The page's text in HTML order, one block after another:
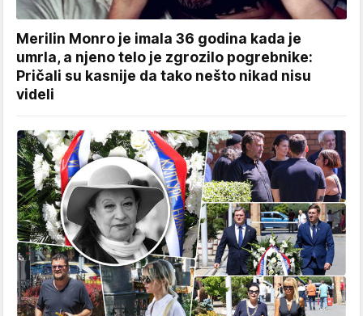
Merilin Monro je imala 36 godina kada je
umrla, a njeno telo je zgrozilo pogrebnike:
Pričali su kasnije da tako nešto nikad nisu
videli